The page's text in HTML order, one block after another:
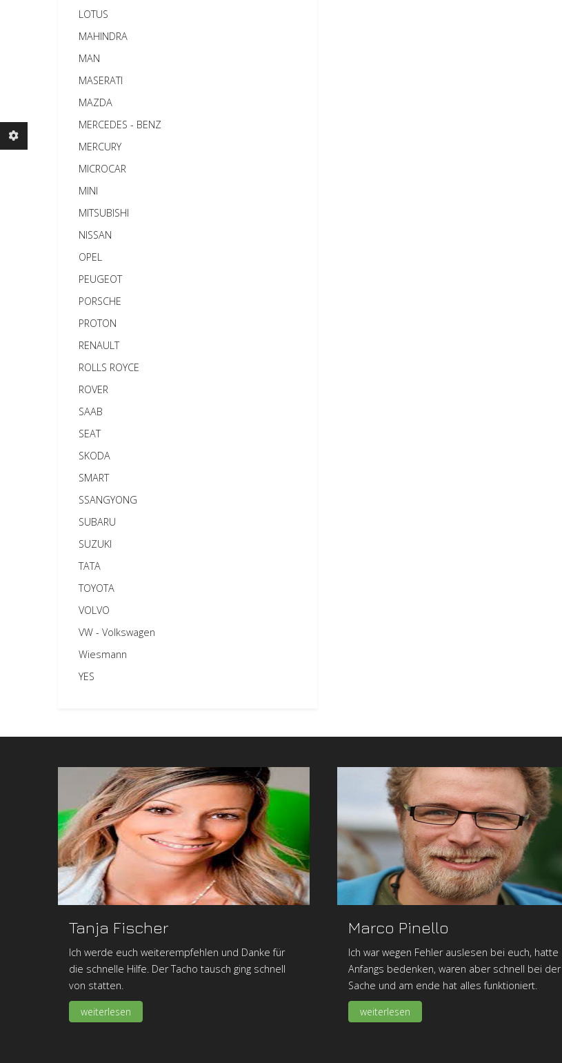
LOTUS
MAHINDRA
MAN
MASERATI
MAZDA
MERCEDES - BENZ
MERCURY
MICROCAR
MINI
MITSUBISHI
NISSAN
OPEL
PEUGEOT
PORSCHE
PROTON
RENAULT
ROLLS ROYCE
ROVER
SAAB
SEAT
SKODA
SMART
SSANGYONG
SUBARU
SUZUKI
TATA
TOYOTA
VOLVO
VW - Volkswagen
Wiesmann
YES
Tanja Fischer
Ich werde euch weiterempfehlen und Danke für
die schnelle Hilfe. Der Tacho tausch ging schnell
von statten.
weiterlesen
Marco Pinello
Ich war wegen Fehler auslesen bei euch, hatte
Anfangs bedenken, waren aber schnell bei der
Sache und am ende hat alles funktioniert.
weiterlesen